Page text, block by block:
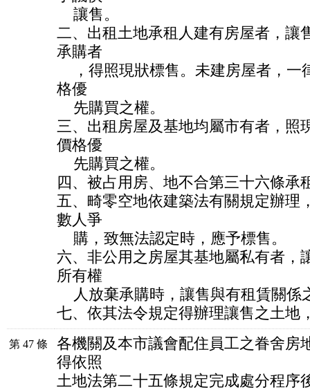
讓售。
二、出租土地承租人建有房屋者，讓
承購者
，得照現狀標售。未建房屋者，一
格優
先購買之權。
三、出租房屋及基地均屬市有者，照
價格優
先購買之權。
四、被占用房、地不合第三十六條承
五、畸零空地依建築法有關規定辦理
數人爭
購，致無法認定時，應予標售。
六、非公用之房屋其基地屬私有者，
所有權
人放棄承購時，讓售與有租賃關係
七、依其法令規定得辦理讓售之土地
第 47 條
各機關及本市議會配住員工之眷舍房
得依照
土地法第二十五條規定完成處分程序